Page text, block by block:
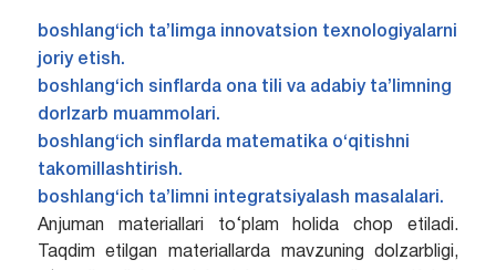
boshlang‘ich ta’limga innovatsion texnologiyalarni
joriy etish.
boshlang‘ich sinflarda ona tili va adabiy ta’limning
dorlzarb muammolari.
boshlang‘ich sinflarda matematika o‘qitishni
takomillashtirish.
boshlang‘ich ta’limni integratsiyalash masalalari.
Anjuman materiallari to‘plam holida chop etiladi.
Taqdim etilgan materiallarda mavzuning dolzarbligi,